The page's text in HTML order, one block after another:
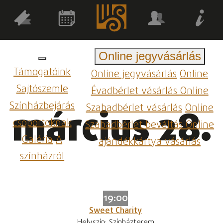
Támogatóink
Sajtószemle
Színházbejárás
csoportoknak
GalériaA
színházról
Online jegyvásárlás
Online jegyvásárlásOnline
Évadbérlet vásárlásOnline
Szabadbérlet vásárlásOnline
Szabadbérlet beváltásOnline
ajándékkártya vásárlás
március 28.
19:00
Sweet Charity